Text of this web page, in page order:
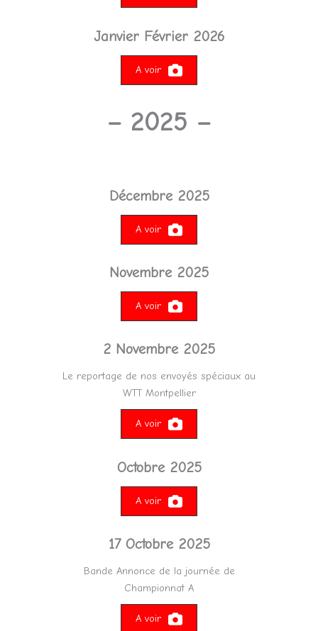
Janvier Février 2026
A voir
– 2025 –
Décembre 2025
A voir
Novembre 2025
A voir
2 Novembre 2025
Le reportage de nos envoyés spéciaux au
WTT Montpellier
A voir
Octobre 2025
A voir
17 Octobre 2025
Bande Annonce de la journée de
Championnat A
A voir